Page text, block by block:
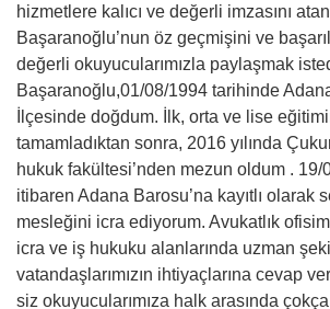
hizmetlere kalıcı ve değerli imzasını
Başaranoğlu’nun öz geçmişini ve
değerli okuyucularımızla paylaşmak
Başaranoğlu,01/08/1994 tarihinde
İlçesinde doğdum. İlk, orta ve lise
tamamladıktan sonra, 2016 yılında
hukuk fakültesi’nden mezun oldum .
itibaren Adana Barosu’na kayıtlı olarak
mesleğini icra ediyorum. Avukatlık
icra ve iş hukuku alanlarında uzman
vatandaşlarımızın ihtiyaçlarına cevap
siz okuyucularımıza halk arasında